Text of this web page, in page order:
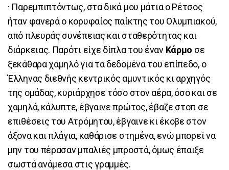
· Παρεμπιπτόντως, στα δικά μου μάτια ο Ρέτσος
ήταν φανερά ο κορυφαίος παίκτης του Ολυμπιακού,
από πλευράς συνέπειας και σταθερότητας και
διάρκειας. Παρότι είχε δίπλα του έναν Κάρμο σε
ξεκάθαρα χαμηλό για τα δεδομένα του επίπεδο, ο
Έλληνας διεθνής κεντρικός αμυντικός κι αρχηγός
της ομάδας, κυριάρχησε τόσο στον αέρα, όσο και σε
χαμηλά, κάλυπτε, έβγαινε πρώτος, έβαζε στοπ σε
επιθέσεις του Ατρόμητου, έβγαινε κι έκοβε στον
άξονα και πλάγια, καθάρισε στημένα, ενώ μπορεί να
μην του πέρασαν μπαλιές μπροστά, όμως έπαιξε
σωστά ανάμεσα στις γραμμές.